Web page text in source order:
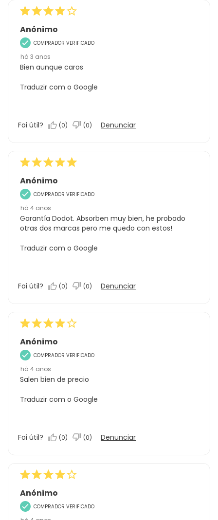
Anónimo
COMPRADOR VERIFICADO
há 3 anos
Bien aunque caros
Traduzir com o Google
Foi útil? (0) (0) Denunciar
Anónimo
COMPRADOR VERIFICADO
há 4 anos
Garantía Dodot. Absorben muy bien, he probado
otras dos marcas pero me quedo con estos!
Traduzir com o Google
Foi útil? (0) (0) Denunciar
Anónimo
COMPRADOR VERIFICADO
há 4 anos
Salen bien de precio
Traduzir com o Google
Foi útil? (0) (0) Denunciar
Anónimo
COMPRADOR VERIFICADO